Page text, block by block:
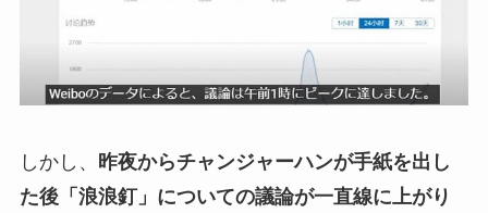
しかし、
昨夜からチャンジャーハンが手紙を出し
た後「浪浪釘」についての議論が一直線に上がり